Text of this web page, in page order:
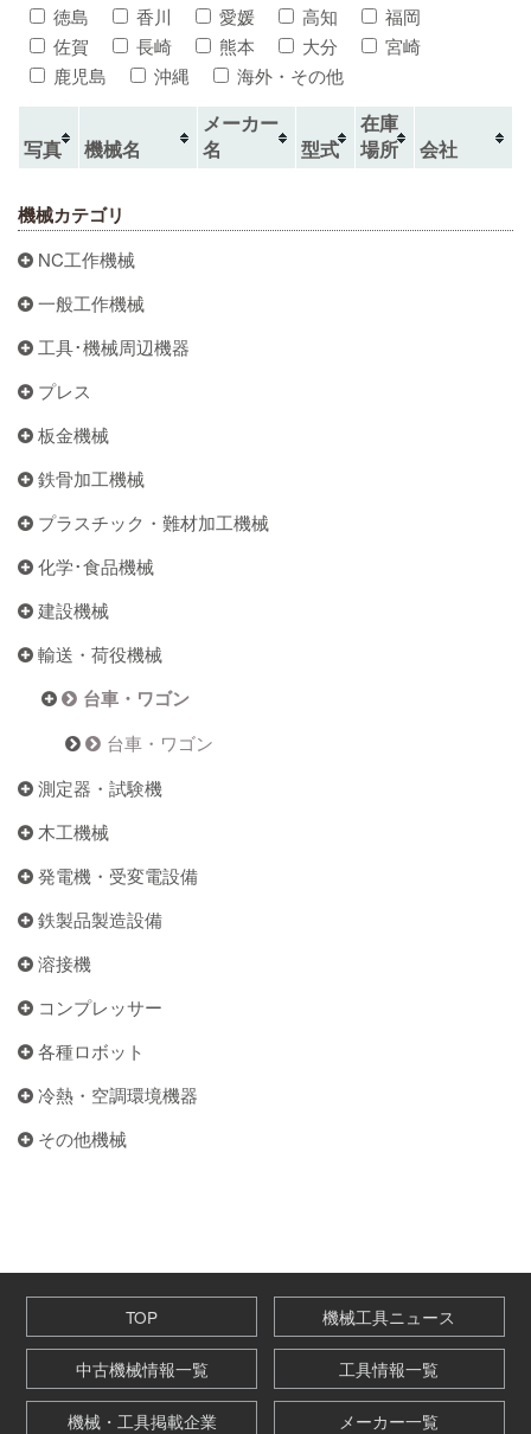
徳島
香川 愛媛 高知
福岡
佐賀
長崎 熊本 大分
宮崎
鹿児島
沖縄 海外・その他
写真 機械名
メーカー
名
型式
在庫
場所
会社
機械カテゴリ
NC工作機械
一般工作機械
工具･機械周辺機器
プレス
板金機械
鉄骨加工機械
プラスチック・難材加工機械
化学･食品機械
建設機械
輸送・荷役機械
台車・ワゴン
台車・ワゴン
測定器・試験機
木工機械
発電機・受変電設備
鉄製品製造設備
溶接機
コンプレッサー
各種ロボット
冷熱・空調環境機器
その他機械
TOP 機械工具ニュース
中古機械情報一覧 工具情報一覧
機械・工具掲載企業 メーカー一覧